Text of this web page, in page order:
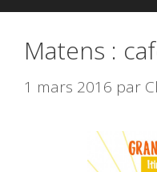
Matens :
1 mars 2016 par